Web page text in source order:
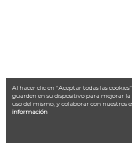
Al hacer clic en “Aceptar todas las
guarden en su dispositivo para mejorar
uso del mismo, y colaborar con nuestros
información